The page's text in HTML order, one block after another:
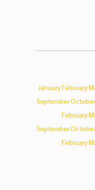
JanuaryFebruary
SeptemberOctober
February
SeptemberOctober
February